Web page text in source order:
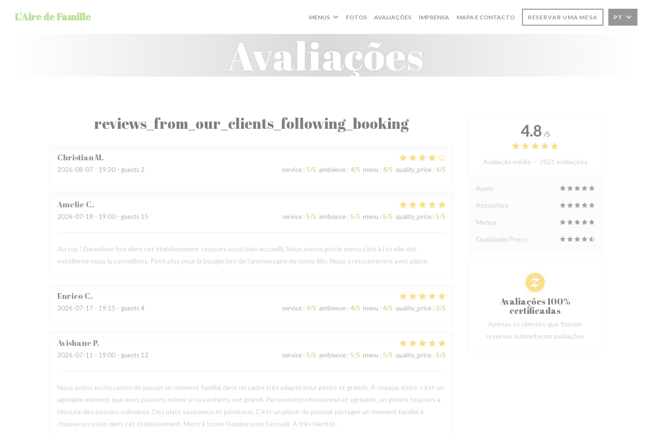
L'Aire de Famille MENUS FOTOS AVALIAÇÕES IMPRENSA MAPA E CONTACTO RESERVAR UMA MESA PT
Avaliações
reviews_from_our_clients_following_booking
ChristianM
2026-08-07 - 19:30 - guests 2 service: 5/5 ambience: 4/5 menu : 4/5 quality_price: 4/5
Amelie C
2026-07-18 - 19:00 - guests 15 service: 5/5 ambience: 5/5 menu : 5/5 quality_price: 5/5
Au top ! Deuxième fois dans cet établissement toujours aussi bien accueilli. Nous avions pris le menu côte à l’os elle été
excellente nous la conseillons. Petit plus pour la bougie lors de l anniversaire de notre fille. Nous y retournerons avec plaisir.
Enrico C
2026-07-17 - 19:15 - guests 4 service: 4/5 ambience: 4/5 menu : 4/5 quality_price: 3/5
AvishaneP
2026-07-11 - 19:00 - guests 12 service: 5/5 ambience: 5/5 menu : 5/5 quality_price: 5/5
Nous avons eu l'occasion de passer un moment familial dans un cadre très adapté pour petits et grands. À chaque visite, c'est un
agréable moment que nous passons même si nos enfants ont grandi. Personnel professionnel et agréable, un gérant toujours à
l'écoute des besoins culinaires. Des plats savoureux et généreux. C'est un plaisir de pouvoir partager un moment familial à
chaque occasion dans cet établissement. Merci à toute l'équipe pour l'accueil. À très bientôt.
4.8 /5
Avaliação média — 2821 avaliações
Apoio
Atmosfera
Menus
Qualidade/Preço
Avaliações 100%
certificadas
Apenas os clientes que fizeram
reservas submeteram avaliações